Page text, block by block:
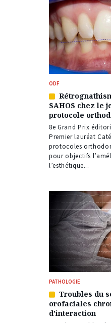
ODF
Article
réservé
à
nos
abonnés
SAHOS chez le
protocole
8e Grand Prix
Premier lauréat
protocoles
pour objectifs
l’esthétique...
PATHOLOGIE
Article
réservé
à
Troubles du
orofaciales
d’interaction